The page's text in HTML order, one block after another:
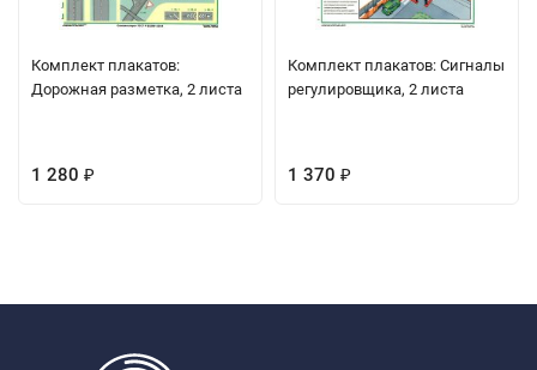
Комплект плакатов:
Дорожная разметка, 2 листа
1 280 ₽
Комплект плакатов: Сигналы
регулировщика, 2 листа
1 370 ₽